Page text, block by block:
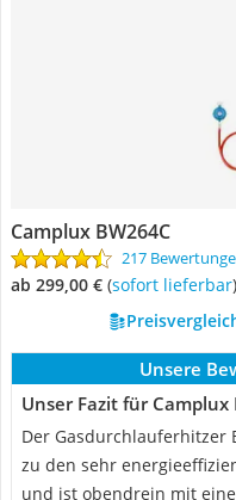
Camplux BW264C
217
ab 299,00 € ( Sofort lieferbar)
Unsere
Unser Fazit für Camplux
Der Gasdurchlauferhitzer
zu den sehr
und ist obendrein mit